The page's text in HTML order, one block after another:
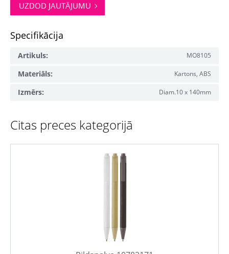
UZDOD JAUTĀJUMU
Specifikācija
Artikuls: MO8105
Materiāls: Kartons, ABS
Izmērs: Diam.10 x 140mm
Citas preces kategorijā